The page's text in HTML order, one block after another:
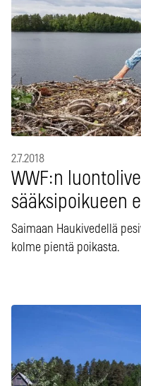
2.7.2018
WWF:n
sääksipoikueen
Saimaan Haukivedellä
kolme pientä poikasta.